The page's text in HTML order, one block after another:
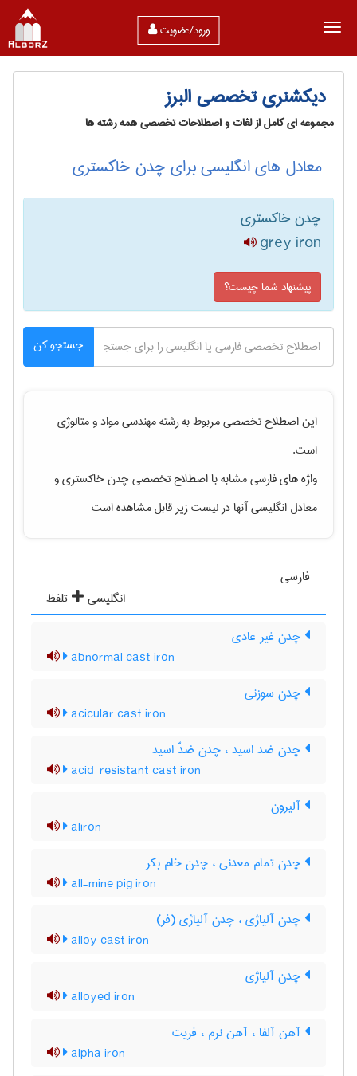
ورود/عضویت
دیکشنری تخصصی البرز
مجموعه ای کامل از لغات و اصطلاحات تخصصی همه رشته ها
معادل های انگلیسی برای چدن خاکستری
چدن خاکستری
grey iron
پیشنهاد شما چیست؟
جستجو کن
این اصطلاح تخصصی مربوط به رشتهمهندسی مواد و متالوژی
است.
واژه های فارسی مشابه با اصطلاح تخصصیچدن خاکستریو
معادل انگلیسی آنها در لیست زیر قابل مشاهده است
فارسی
انگلیسی
تلفظ
چدن غیر عادی
abnormal cast iron
چدن سوزنی
acicular cast iron
چدن ضد اسید ، چدن ضدّ اسید
acid-resistant cast iron
آلیرون
aliron
چدن تمام معدنی ، چدن خام بکر
all-mine pig iron
چدن آلیاژی ، چدن آلیاژی (فر)
alloy cast iron
چدن آلیاژی
alloyed iron
آهن آلفا ، آهن نرم ، فریت
alpha iron